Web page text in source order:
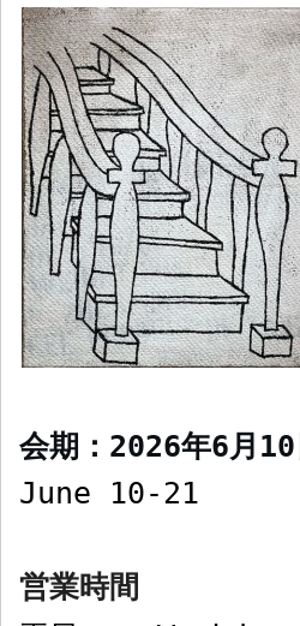
会期： 2026年6月 10
June 10-21
営業時間